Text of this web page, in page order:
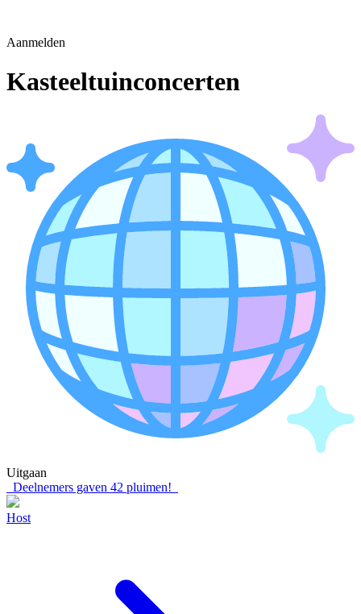
Aanmelden
Kasteeltuinconcerten
Uitgaan
Deelnemers gaven 42 pluimen!
Host